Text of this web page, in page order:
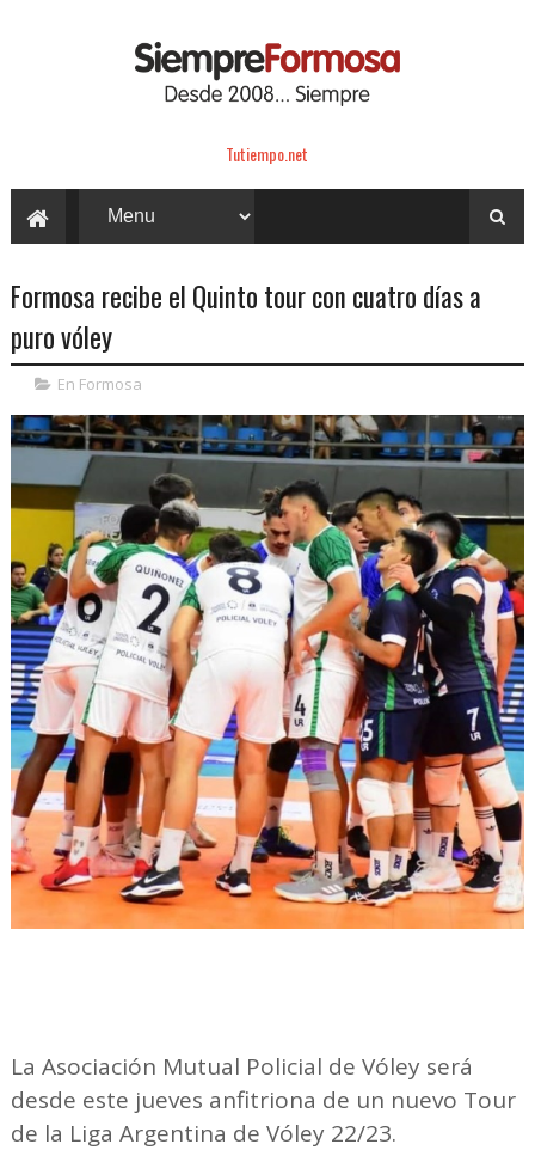
Tutiempo.net
Formosa recibe el Quinto tour con cuatro días a
puro vóley
En Formosa
La Asociación Mutual Policial de Vóley será
desde este jueves anfitriona de un nuevo Tour
de la Liga Argentina de Vóley 22/23.